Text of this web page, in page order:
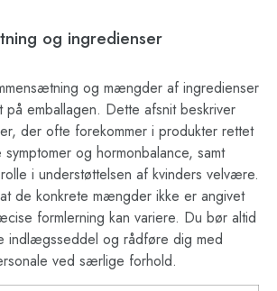
og ingredienser
og mængder af ingredienser
på emballagen. Dette afsnit beskriver
der ofte forekommer i produkter rettet
og hormonbalance, samt
i understøttelsen af kvinders velvære.
de konkrete mængder ikke er angivet
formlerning kan variere. Du bør altid
indlægsseddel og rådføre dig med
ved særlige forhold.